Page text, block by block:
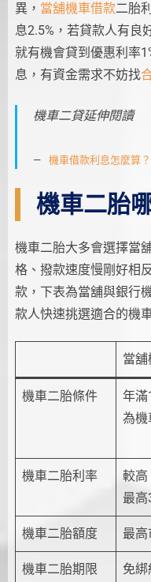
異， 當舖機車借款二胎
息2.5%，若貸款人有良
就有機會貸到優惠利率
息，有資金需求不妨找
機車二貸延伸閱讀
機車借款利息怎麼算
機車二胎
機車二胎大多會選擇當
格、撥款速度慢剛好相
款，下表為當舖與銀行
款人快速挑選適合的機
當
機車二胎條件
年滿
為機
機車二胎利率
較高
最高
機車二胎額度 最高
機車二胎期限
免